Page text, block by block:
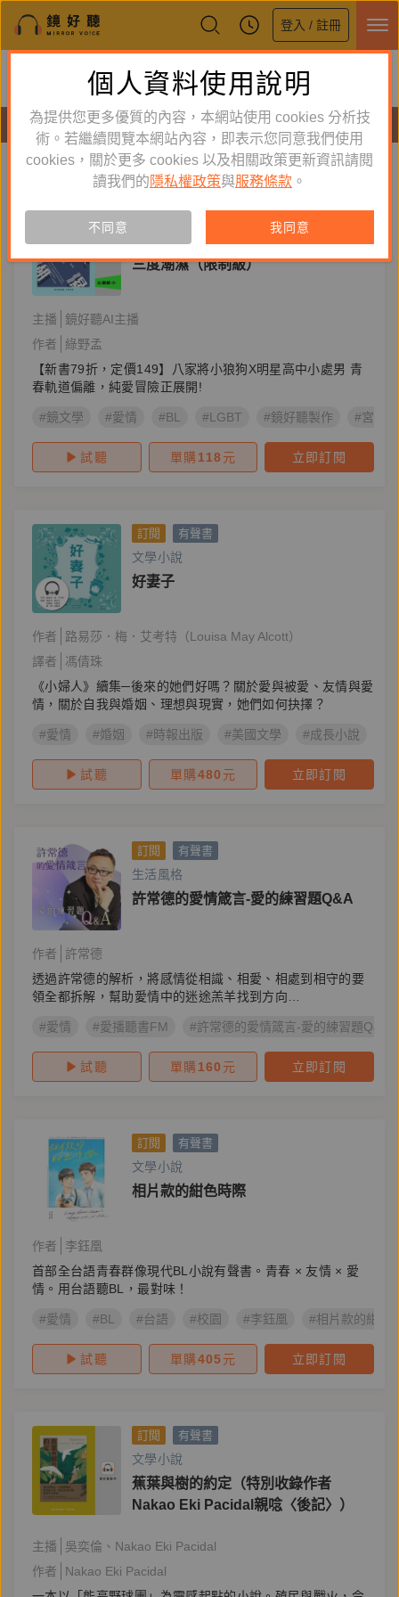
登入 / 註冊
鏡好聽全新APP上線
體驗全面升級，即刻下載
有聲書
新到舊 舊到新
有聲書
三度潮濕（限制級）
主播
鏡好聽AI主播
作者
綠野孟
【新書79折，定價149】八家將小狼狗X明星高中小處男 青
春軌道偏離，純愛冒險正展開!
#鏡文學 #愛情 #BL #LGBT #鏡好聽製作 #宮廟
試聽 單購118元 立即訂閱
訂閱 有聲書
文學小說
好妻子
作者
路易莎．梅．艾考特（Louisa May Alcott）
譯者
馮倩珠
《小婦人》續集─後來的她們好嗎？關於愛與被愛、友情與愛
情，關於自我與婚姻、理想與現實，她們如何抉擇？
#愛情 #婚姻 #時報出版 #美國文學 #成長小說
試聽 單購480 元 立即訂閱
訂閱 有聲書
生活風格
許常德的愛情箴言-愛的練習題Q&A
作者
許常德
透過許常德的解析，將感情從相識、相愛、相處到相守的要
領全都拆解，幫助愛情中的迷途羔羊找到方向…
#愛情 #愛播聽書FM #許常德的愛情箴言-愛的練習題Q&A
試聽 單購160 元 立即訂閱
訂閱 有聲書
文學小說
相片款的紺色時際
作者
李鈺凰
首部全台語青春群像現代BL小說有聲書。青春 × 友情 × 愛
情。用台語聽BL，最對味！
#愛情 #BL #台語 #校園 #李鈺凰 #相片款的紺色
試聽 單購405元 立即訂閱
訂閱 有聲書
文學小說
蕉葉與樹的約定（特別收錄作者
Nakao Eki Pacidal親唸〈後記〉）
主播 吳奕倫
Nakao Eki Pacidal
作者
Nakao Eki Pacidal
個人資料使用說明
為提供您更多優質的內容，本網站使用 cookies 分析技
術。若繼續閱覽本網站內容，即表示您同意我們使用
cookies，關於更多 cookies 以及相關政策更新資訊請閱
讀我們的 隱私權政策與服務條款 。
不同意 我同意